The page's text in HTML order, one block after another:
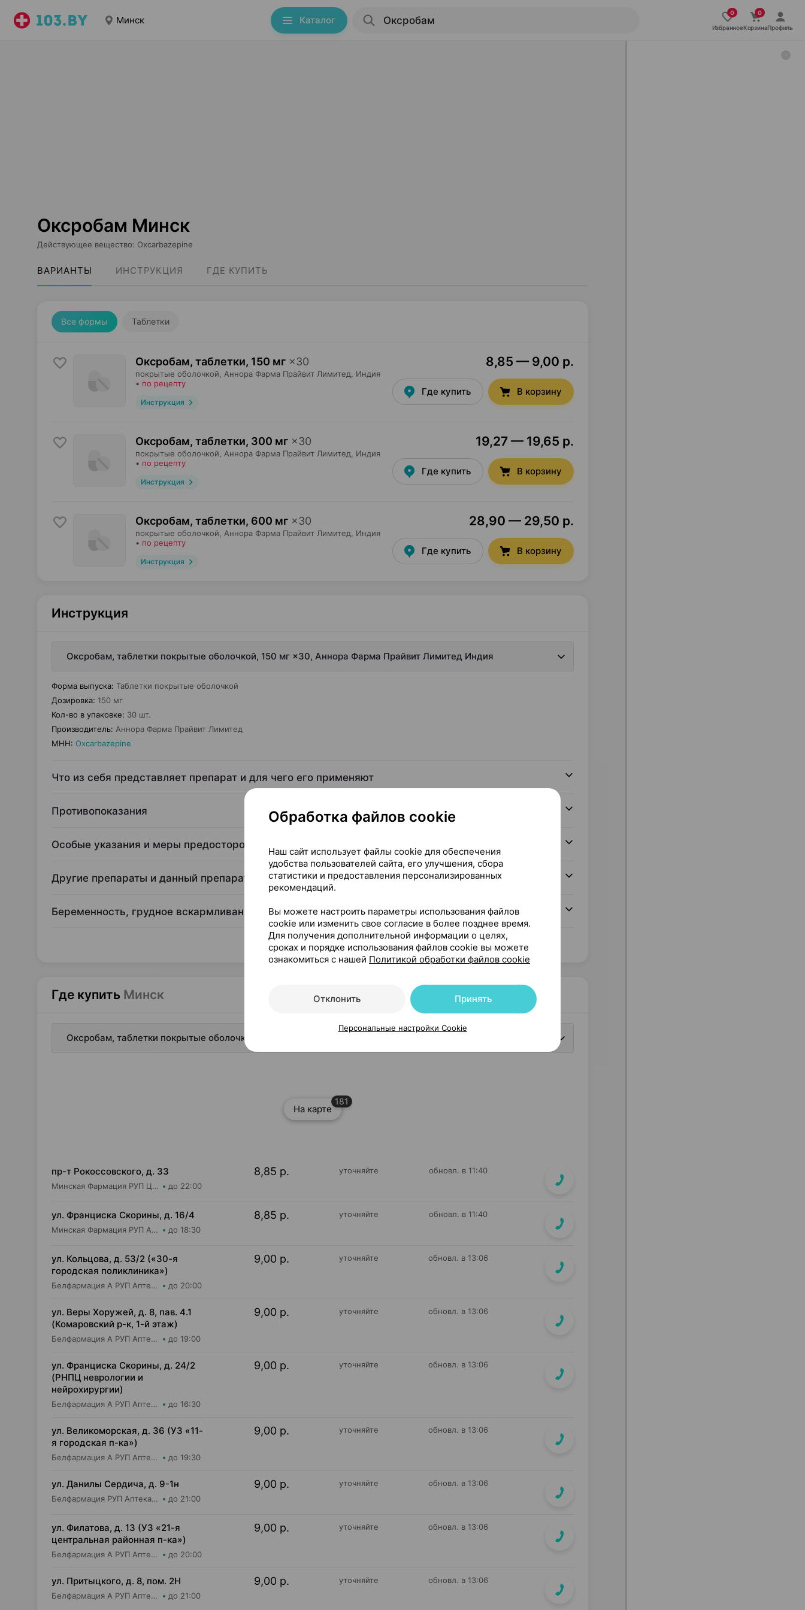
Минск Каталог
ИзбранноеКорзинаПрофиль
Оксробам Минск
Действующее вещество: Oxcarbazepine
ВАРИАНТЫ ИНСТРУКЦИЯ ГДЕ КУПИТЬ
Все формы Таблетки
Оксробам, таблетки, 150 мг ×30
покрытые оболочкой, Аннора Фарма Прайвит Лимитед , Индия
• по рецепту
Инструкция
8,85 — 9,00 р.
Где купить В корзину
Оксробам, таблетки, 300 мг ×30
покрытые оболочкой, Аннора Фарма Прайвит Лимитед , Индия
• по рецепту
Инструкция
19,27 — 19,65 р.
Где купить В корзину
Оксробам, таблетки, 600 мг ×30
покрытые оболочкой, Аннора Фарма Прайвит Лимитед , Индия
• по рецепту
Инструкция
28,90 — 29,50 р.
Где купить В корзину
Инструкция
Оксробам, таблетки покрытые оболочкой, 150 мг ×30, Аннора Фарма Прайвит Лимитед Индия
Форма выпуска: Таблетки покрытые оболочкой
Дозировка: 150 мг
Кол-во в упаковке: 30 шт.
Производитель: Аннора Фарма Прайвит Лимитед
МНН: Oxcarbazepine
Что из себя представляет препарат и для чего его применяют
Противопоказания
Особые указания и меры предосторожности
Другие препараты и данный препарат
Беременность, грудное вскармливание, фертильность
Читать полностью
Где купить Минск
Оксробам, таблетки покрытые оболочкой, 150 мг ×30, Аннора Фарма Прайвит Лимитед Индия
На карте
181
пр-т Рокоссовского, д. 33
Минская Фармация РУП Центральная районная аптека №182 до 22:00
8,85 р. уточняйте обновл. в 11:40
ул. Франциска Скорины, д. 16/4
Минская Фармация РУП Аптека №332 до 18:30
8,85 р. уточняйте обновл. в 11:40
ул. Кольцова, д. 53/2 («30-я
городская поликлиника»)
Белфармация А РУП Аптека №75 до 20:00
9,00 р. уточняйте обновл. в 13:06
ул. Веры Хоружей, д. 8, пав. 4.1
(Комаровский р-к, 1-й этаж)
Белфармация А РУП Аптека №9 до 19:00
9,00 р. уточняйте обновл. в 13:06
ул. Франциска Скорины, д. 24/2
(РНПЦ неврологии и
нейрохирургии)
Белфармация А РУП Аптека №17 до 16:30
9,00 р. уточняйте обновл. в 13:06
ул. Великоморская, д. 36 (УЗ «11-
я городская п-ка»)
Белфармация А РУП Аптека №5 до 19:30
9,00 р. уточняйте обновл. в 13:06
ул. Данилы Сердича, д. 9-1н
Белфармация РУП Аптека №48 до 21:00
9,00 р. уточняйте обновл. в 13:06
ул. Филатова, д. 13 (УЗ «21-я
центральная районная п-ка»)
Белфармация А РУП Аптека №67 до 20:00
9,00 р. уточняйте обновл. в 13:06
ул. Притыцкого, д. 8, пом. 2Н
Белфармация А РУП Аптека №40 до 21:00
9,00 р. уточняйте обновл. в 13:06
Обработка файлов cookie
Наш сайт использует файлы cookie для обеспечения
удобства пользователей сайта, его улучшения, сбора
статистики и предоставления персонализированных
рекомендаций.
Вы можете настроить параметры использования файлов
cookie или изменить свое согласие в более позднее время.
Для получения дополнительной информации о целях,
сроках и порядке использования файлов cookie вы можете
ознакомиться с нашей Политикой обработки файлов cookie
Отклонить Принять
Персональные настройки Cookie